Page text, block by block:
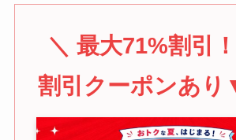
＼ 最大71%割引
割引クーポンあ